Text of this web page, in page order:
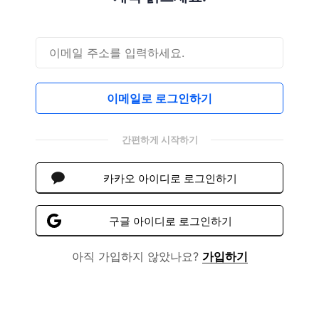
이메일로 로그인하기
간편하게 시작하기
카카오 아이디로 로그인하기
구글 아이디로 로그인하기
아직 가입하지 않았나요? 가입하기